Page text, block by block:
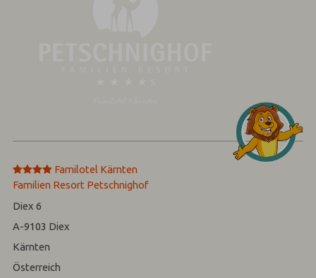
****
Familotel Kärnten
Familien Resort Petschnighof
Diex 6
A-9103 Diex
Kärnten
Österreich